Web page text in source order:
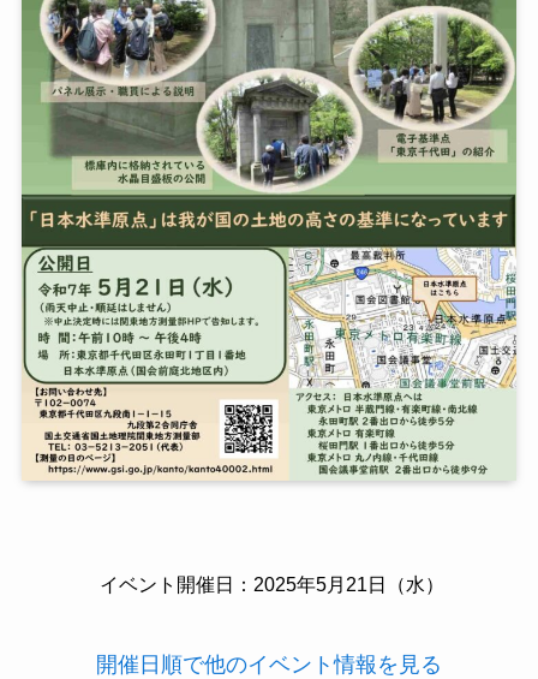
イベント開催日：2025年5月21日（水）
開催日順で他のイベント情報を見る